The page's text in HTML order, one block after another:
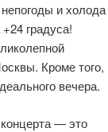
и холода
градуса!
Кроме того,
вечера.
— это